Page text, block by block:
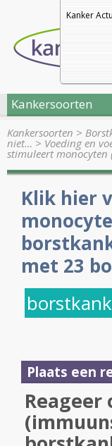
Kanker
Kankersoorten
Kankersoorten >
niet… > Voeding en
stimuleert
Klik hier
met 23
Plaats een